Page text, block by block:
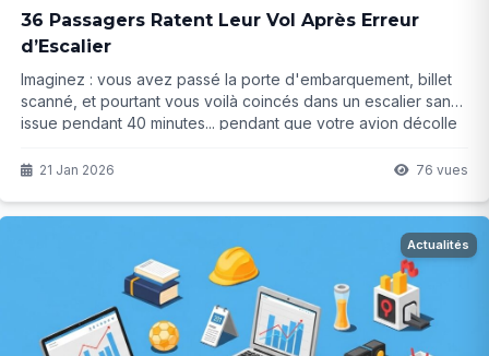
36 Passagers Ratent Leur Vol Après Erreur
d’Escalier
Imaginez : vous avez passé la porte d'embarquement, billet
scanné, et pourtant vous voilà coincés dans un escalier sans
issue pendant 40 minutes... pendant que votre avion décolle
s'est-il vraiment passé ?
21 Jan 2026 76 vues
Actualités